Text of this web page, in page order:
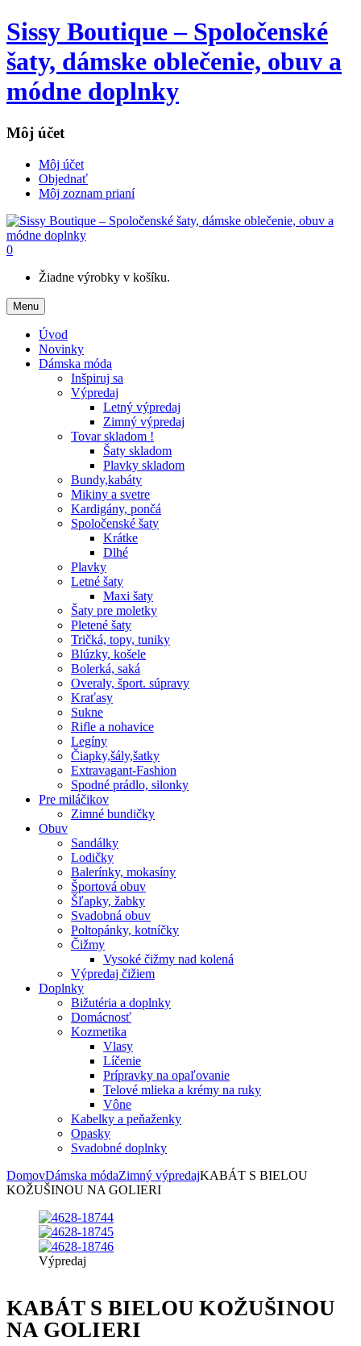
Sissy Boutique – Spoločenské
šaty, dámske oblečenie, obuv a
módne doplnky
Môj účet
Môj účet
Objednať
Môj zoznam prianí
0
Žiadne výrobky v košíku.
Menu
Úvod
Novinky
Dámska móda
Inšpiruj sa
Výpredaj
Letný výpredaj
Zimný výpredaj
Tovar skladom !
Šaty skladom
Plavky skladom
Bundy,kabáty
Mikiny a svetre
Kardigány, pončá
Spoločenské šaty
Krátke
Dlhé
Plavky
Letné šaty
Maxi šaty
Šaty pre moletky
Pletené šaty
Tričká, topy, tuniky
Blúzky, košele
Bolerká, saká
Overaly, šport. súpravy
Kraťasy
Sukne
Rifle a nohavice
Legíny
Čiapky,šály,šatky
Extravagant-Fashion
Spodné prádlo, silonky
Pre miláčikov
Zimné bundičky
Obuv
Sandálky
Lodičky
Balerínky, mokasíny
Športová obuv
Šľapky, žabky
Svadobná obuv
Poltopánky, kotníčky
Čižmy
Vysoké čižmy nad kolená
Výpredaj čižiem
Doplnky
Bižutéria a doplnky
Domácnosť
Kozmetika
Vlasy
Líčenie
Prípravky na opaľovanie
Telové mlieka a krémy na ruky
Vône
Kabelky a peňaženky
Opasky
Svadobné doplnky
DomovDámska módaZimný výpredajKABÁT S BIELOU
KOŽUŠINOU NA GOLIERI
Výpredaj
KABÁT S BIELOU KOŽUŠINOU
NA GOLIERI